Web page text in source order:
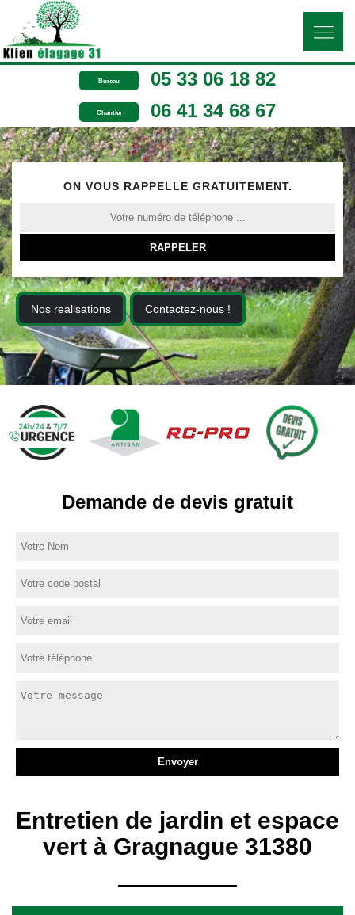
Bureau 05 33 06 18 82
Chantier 06 41 34 68 67
ON VOUS RAPPELLE GRATUITEMENT.
Nos realisations Contactez-nous !
Demande de devis gratuit
Entretien de jardin et espace
vert à Gragnague 31380